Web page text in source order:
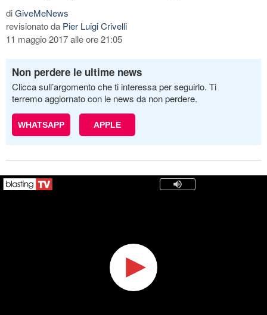
diGiveMeNews
revisionato da Pier Luigi Crivelli
11 maggio 2017 alle ore 21:05
Non perdere le ultime news
Clicca sull’argomento che ti interessa per seguirlo. Ti
terremo aggiornato con le news da non perdere.
WHATSAPP APPLE